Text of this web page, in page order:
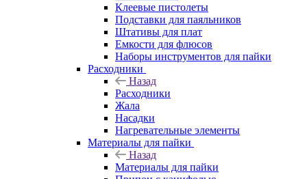
Клеевые пистолеты
Подставки для паяльников
Штативы для плат
Емкости для флюсов
Наборы инструментов для пайки
Расходники
Назад
Расходники
Жала
Насадки
Нагревательные элементы
Материалы для пайки
Назад
Материалы для пайки